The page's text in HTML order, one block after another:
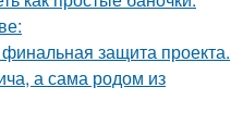
защита проекта.
а сама родом из